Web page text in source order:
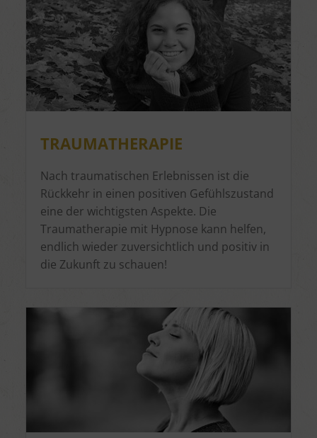
TRAUMATHERAPIE
Nach traumatischen Erlebnissen ist die
Rückkehr in einen positiven Gefühlszustand
eine der wichtigsten Aspekte. Die
Traumatherapie mit Hypnose kann helfen,
endlich wieder zuversichtlich und positiv in
die Zukunft zu schauen!